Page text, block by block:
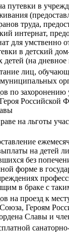
путевки в
труда,
интернат,
для умственно
в детский
детей (на
лиц,
по захоронению
Российской
на льготы
на детей
без
форме в
в браке с
на проезд к
Героям
Славы и